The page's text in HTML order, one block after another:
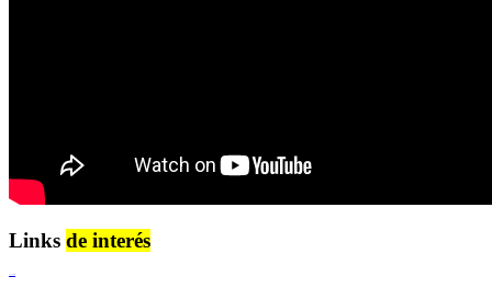
Links de interés